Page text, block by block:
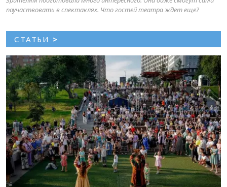
поучаствовать в спектаклях. Что гостей театра ждет еще?
СТАТЬИ >